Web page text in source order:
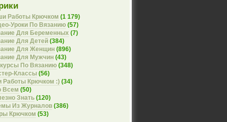
Работы Крючком (1 179)
Уроки По Вязанию (57)
Для Беременных (7)
Для Детей (384)
Для Женщин (896)
Для Мужчин (43)
По Вязанию (348)
Классы (56)
Работы Крючком :) (34)
Всем (50)
Знать (120)
Из Журналов (386)
Крючком (53)